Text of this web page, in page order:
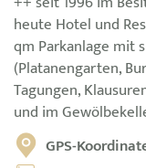
heute Hotel und
qm Parkanlage mit
(Platanengarten,
Tagungen,
und im
GPS-